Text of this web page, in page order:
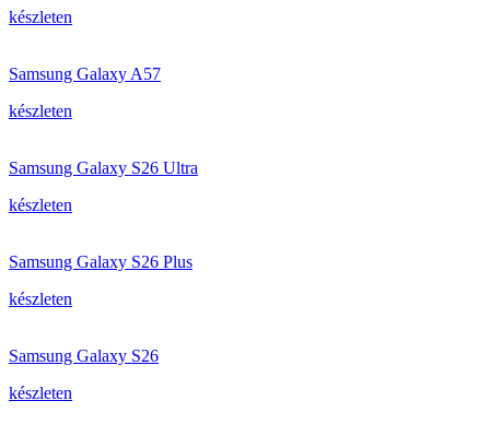
készleten
Samsung Galaxy A57
készleten
Samsung Galaxy S26 Ultra
készleten
Samsung Galaxy S26 Plus
készleten
Samsung Galaxy S26
készleten